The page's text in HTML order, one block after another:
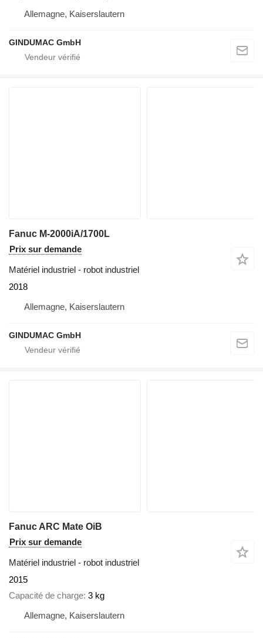
Allemagne, Kaiserslautern
GINDUMAC GmbH
Fanuc M-2000iA/1700L
Prix sur demande
Matériel industriel - robot industriel
2018
Allemagne, Kaiserslautern
GINDUMAC GmbH
Fanuc ARC Mate OiB
Prix sur demande
Matériel industriel - robot industriel
2015
Capacité de charge 3 kg
Allemagne, Kaiserslautern